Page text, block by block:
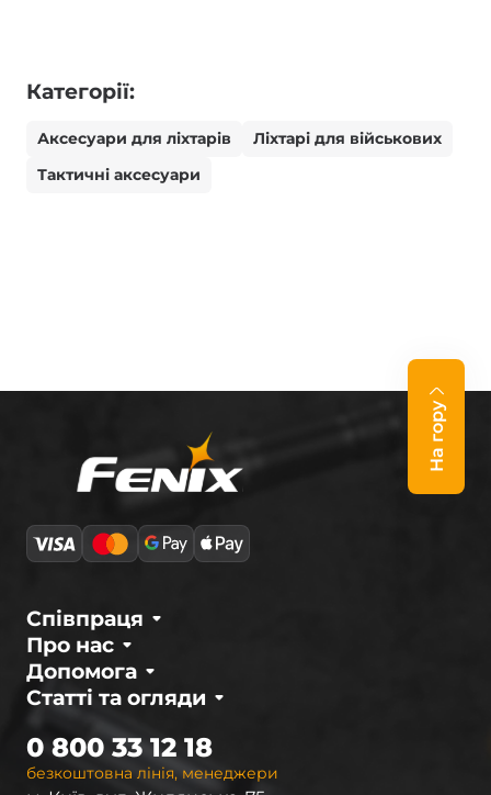
Категорії:
Аксесуари для ліхтарів
Ліхтарі для військових
Тактичні аксесуари
На гору
Про нас
Співпраця
Статті та огляди
Допомога
безкоштовна лінія, менеджери
0 800 33 12 18